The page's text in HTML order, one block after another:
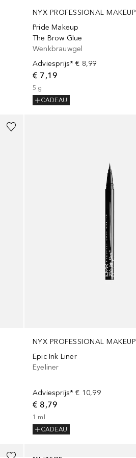
NYX PROFESSIONAL MAKEUP
Pride Makeup
The Brow Glue
Wenkbrauwgel
Adviesprijs* € 8,99
€ 7,19
5 g
CADEAU
NYX PROFESSIONAL MAKEUP
Epic Ink Liner
Eyeliner
Adviesprijs* € 10,99
€ 8,79
1 ml
CADEAU
+11
+7